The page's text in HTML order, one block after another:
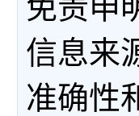
免责申
信息来
准确性